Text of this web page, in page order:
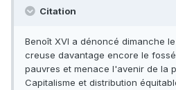
Citation
Benoît XVI a dénoncé dimanche
creuse davantage encore le
pauvres et menace l'avenir de la
Capitalisme et distribution